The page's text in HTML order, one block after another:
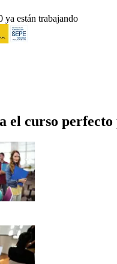
ya están trabajando
el curso